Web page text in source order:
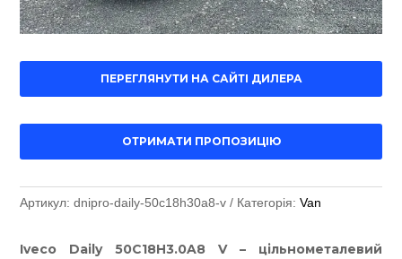
ПЕРЕГЛЯНУТИ НА САЙТІ ДИЛЕРА
ОТРИМАТИ ПРОПОЗИЦІЮ
Артикул: dnipro-daily-50c18h30a8-v Категорія: Van
Iveco Daily 50C18H3.0A8 V – цільнометалевий